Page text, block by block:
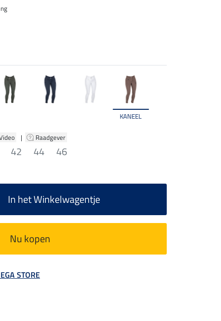
KANEEL
| Raadgever
42 44 46
In het Winkelwagentje
Nu kopen
STORE